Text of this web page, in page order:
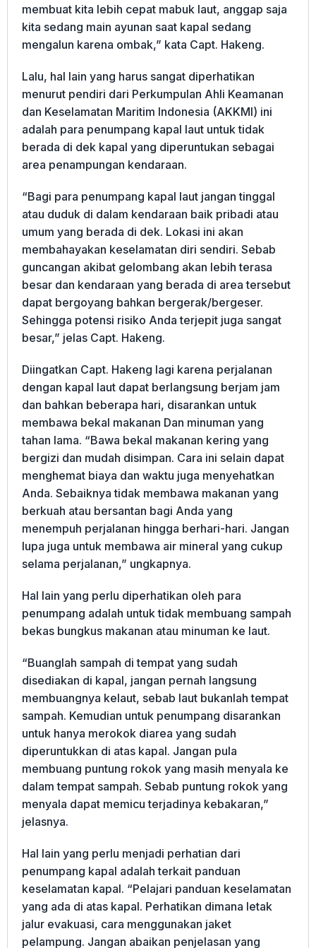
membuat kita lebih cepat mabuk laut, anggap saja
kita sedang main ayunan saat kapal sedang
mengalun karena ombak,” kata Capt. Hakeng.
Lalu, hal lain yang harus sangat diperhatikan
menurut pendiri dari Perkumpulan Ahli Keamanan
dan Keselamatan Maritim Indonesia (AKKMI) ini
adalah para penumpang kapal laut untuk tidak
berada di dek kapal yang diperuntukan sebagai
area penampungan kendaraan.
“Bagi para penumpang kapal laut jangan tinggal
atau duduk di dalam kendaraan baik pribadi atau
umum yang berada di dek. Lokasi ini akan
membahayakan keselamatan diri sendiri. Sebab
guncangan akibat gelombang akan lebih terasa
besar dan kendaraan yang berada di area tersebut
dapat bergoyang bahkan bergerak/bergeser.
Sehingga potensi risiko Anda terjepit juga sangat
besar,” jelas Capt. Hakeng.
Diingatkan Capt. Hakeng lagi karena perjalanan
dengan kapal laut dapat berlangsung berjam jam
dan bahkan beberapa hari, disarankan untuk
membawa bekal makanan Dan minuman yang
tahan lama. “Bawa bekal makanan kering yang
bergizi dan mudah disimpan. Cara ini selain dapat
menghemat biaya dan waktu juga menyehatkan
Anda. Sebaiknya tidak membawa makanan yang
berkuah atau bersantan bagi Anda yang
menempuh perjalanan hingga berhari-hari. Jangan
lupa juga untuk membawa air mineral yang cukup
selama perjalanan,” ungkapnya.
Hal lain yang perlu diperhatikan oleh para
penumpang adalah untuk tidak membuang sampah
bekas bungkus makanan atau minuman ke laut.
“Buanglah sampah di tempat yang sudah
disediakan di kapal, jangan pernah langsung
membuangnya kelaut, sebab laut bukanlah tempat
sampah. Kemudian untuk penumpang disarankan
untuk hanya merokok diarea yang sudah
diperuntukkan di atas kapal. Jangan pula
membuang puntung rokok yang masih menyala ke
dalam tempat sampah. Sebab puntung rokok yang
menyala dapat memicu terjadinya kebakaran,”
jelasnya.
Hal lain yang perlu menjadi perhatian dari
penumpang kapal adalah terkait panduan
keselamatan kapal. “Pelajari panduan keselamatan
yang ada di atas kapal. Perhatikan dimana letak
jalur evakuasi, cara menggunakan jaket
pelampung. Jangan abaikan penjelasan yang